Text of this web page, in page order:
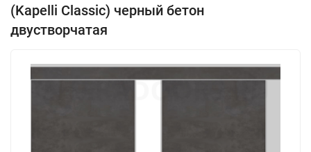
(Kapelli Classic) черный бетон
двустворчатая